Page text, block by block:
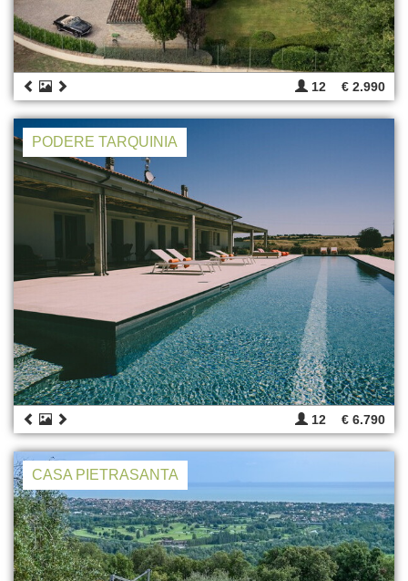
12 € 2.990
PODERE TARQUINIA
12 € 6.790
CASA PIETRASANTA